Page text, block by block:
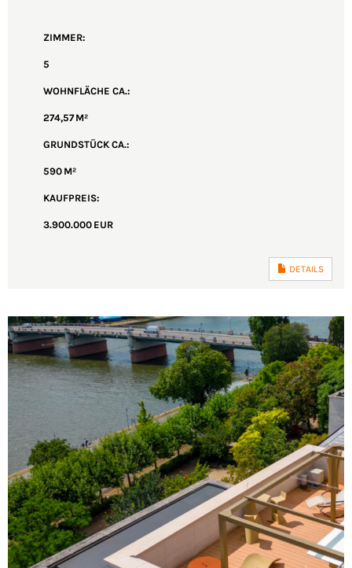
ZIMMER:
5
WOHNFLÄCHE CA.:
274,57 M²
GRUND­STÜCK CA.:
590 M²
KAUFPREIS:
3.900.000 EUR
DETAILS